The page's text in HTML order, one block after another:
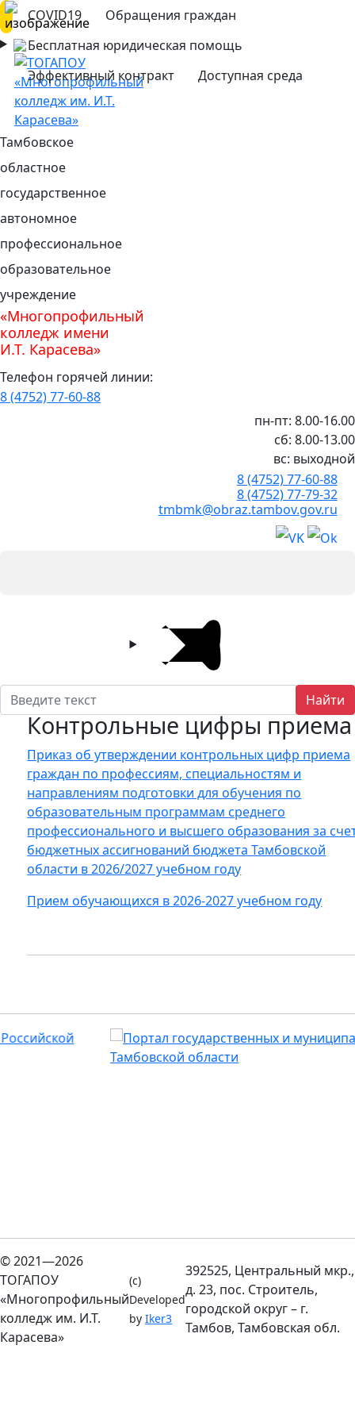
COVID19
Обращения граждан
Бесплатная юридическая помощь
Эффективный контракт
Доступная среда
Тамбовское
областное
государственное
автономное
профессиональное
образовательное
учреждение
«Многопрофильный
колледж имени
И.Т. Карасева»
Телефон горячей линии:
8 (4752) 77-60-88
пн-пт: 8.00-16.00
сб: 8.00-13.00
вс: выходной
8 (4752) 77-60-88
8 (4752) 77-79-32
tmbmk@obraz.tambov.gov.ru
Найти
Контрольные цифры приема
Приказ об утверждении контрольных цифр приема
граждан по профессиям, специальностям и
направлениям подготовки для обучения по
образовательным программам среднего
профессионального и высшего образования за
бюджетных ассигнований бюджета Тамбовской
области в 2026/2027 учебном году
Прием обучающихся в 2026-2027 учебном году
© 2021—2026
ТОГАПОУ
«Многопрофильный
колледж им. И.Т.
Карасева»
(c)
Developed
byIker3
392525, Центральный мкр.,
д. 23, пос. Строитель,
городской округ – г.
Тамбов, Тамбовская обл.